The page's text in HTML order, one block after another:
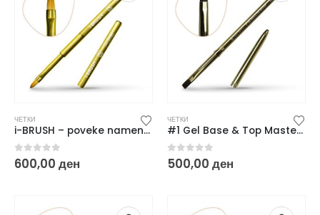
ЧЕТКИ
i-BRUSH – poveke namenska cetka so poklopec
0 out of 5
600,00 ден
ЧЕТКИ
#1 Gel Base & Top Master – Gold Edition
0out of 5
500,00 ден